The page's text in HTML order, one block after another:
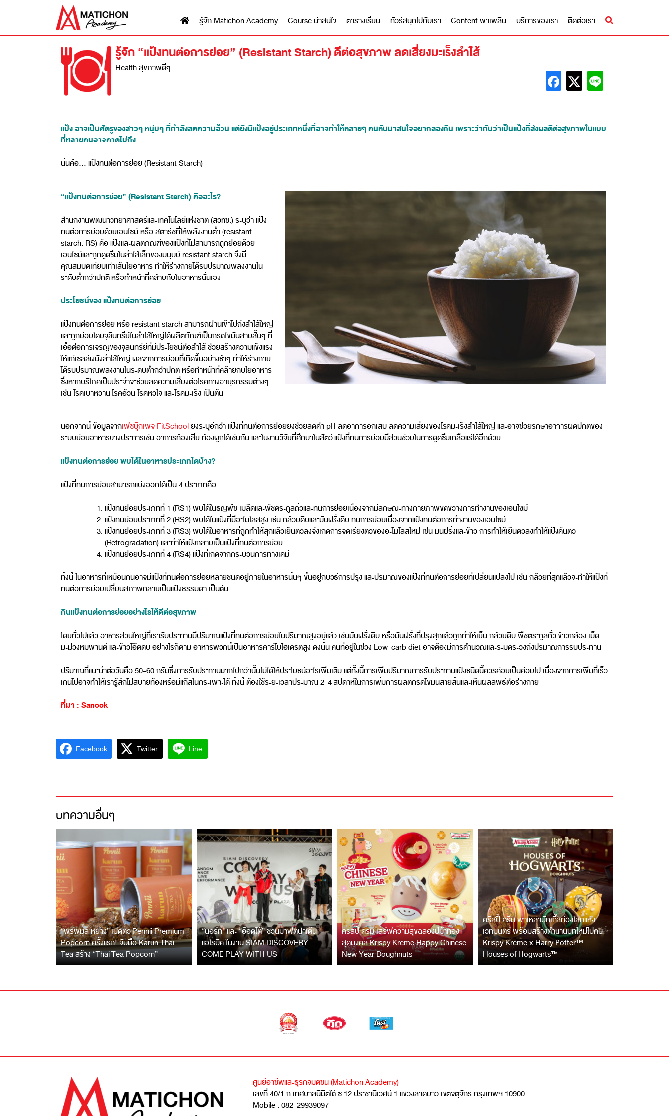
รู้จัก Matichon Academy Course น่าสนใจ ตารางเรียน ทัวร์สนุกไปกับเรา Content พาเพลิน บริการของเรา ติดต่อเรา
รู้จัก “แป้งทนต่อการย่อย” (Resistant Starch) ดีต่อสุขภาพ ลดเสี่ยงมะเร็งลำไส้
Health สุขภาพดีๆ
แป้ง อาจเป็นศัตรูของสาวๆ หนุ่มๆ ที่กำลังลดความอ้วน แต่ยังมีแป้งอยู่ประเภทหนึ่งที่อาจทำให้หลายๆ คนหันมาสนใจอยากลองกิน เพราะว่ากันว่าเป็นแป้งที่ส่งผลดีต่อสุขภาพในแบบ
ที่หลายคนอาจคาดไม่ถึง
นั่นคือ… แป้งทนต่อการย่อย (Resistant Starch)
“แป้งทนต่อการย่อย” (Resistant Starch) คืออะไร?
สำนักงานพัฒนาวิทยาศาสตร์และเทคโนโลยีแห่งชาติ (สวทช.) ระบุว่า แป้ง
ทนต่อการย่อยด้วยเอนไซม์ หรือ สตาร์ชที่ให้พลังงานต่ำ (resistant
starch: RS) คือ แป้งและผลิตภัณฑ์ของแป้งที่ไม่สามารถถูกย่อยด้วย
เอนไซม์และถูกดูดซึมในลำไส้เล็กของมนุษย์ resistant starch จึงมี
คุณสมบัติเทียบเท่าเส้นใยอาหาร ทำให้ร่างกายได้รับปริมาณพลังงานใน
ระดับต่ำกว่าปกติ หรือทำหน้าที่คล้ายกับใยอาหารนั่นเอง
ประโยชน์ของ แป้งทนต่อการย่อย
แป้งทนต่อการย่อย หรือ resistant starch สามารถผ่านเข้าไปถึงลำไส้ใหญ่
และถูกย่อยโดยจุลินทรีย์ในลำไส้ใหญ่ได้ผลิตภัณฑ์เป็นกรดไขมันสายสั้นๆ ที่
เอื้อต่อการเจริญของจุลินทรีย์ที่มีประโยชน์ต่อลำไส้ ช่วยสร้างความแข็งแรง
ให้แก่เซลล์ผนังลำไส้ใหญ่ ผลจากการย่อยที่เกิดขึ้นอย่างช้าๆ ทำให้ร่างกาย
ได้รับปริมาณพลังงานในระดับต่ำกว่าปกติ หรือทำหน้าที่คล้ายกับใยอาหาร
ซึ่งหากบริโภคเป็นประจำจะช่วยลดความเสี่ยงต่อโรคทางอายุรกรรมต่างๆ
เช่น โรคเบาหวาน โรคอ้วน โรคหัวใจ และโรคมะเร็ง เป็นต้น
นอกจากนี้ ข้อมูลจากเฟซบุ๊กเพจ FitSchoolยังระบุอีกว่า แป้งที่ทนต่อการย่อยยังช่วยลดค่า pH ลดอาการอักเสบ ลดความเสี่ยงของโรคมะเร็งลำไส้ใหญ่ และอาจช่วยรักษาอาการผิดปกติของ
ระบบย่อยอาหารบางประการเช่น อาการท้องเสีย ท้องผูกได้เช่นกัน และในงานวิจัยที่ศึกษาในสัตว์ แป้งที่ทนการย่อยมีส่วนช่วยในการดูดซึมเกลือแร่ได้อีกด้วย
แป้งทนต่อการย่อย พบได้ในอาหารประเภทใดบ้าง?
แป้งที่ทนการย่อยสามารถแบ่งออกได้เป็น 4 ประเภทคือ
แป้งทนย่อยประเภทที่ 1 (RS1) พบได้ในธัญพืช เมล็ดและพืชตระกูลถั่วและทนการย่อยเนื่องจากมีลักษณะทางกายภาพขัดขวางการทำงานของเอนไซม์
แป้งทนย่อยประเภทที่ 2 (RS2) พบได้ในแป้งที่มีอะไมโลสสูง เช่น กล้วยดิบและมันฝรั่งดิบ ทนการย่อยเนื่องจากแป้งทนต่อการทำงานของเอนไซม์
แป้งทนย่อยประเภทที่ 3 (RS3) พบได้ในอาหารที่ถูกทำให้สุกแล้วเย็นตัวลงจึงเกิดการจัดเรียงตัวของอะไมโลสใหม่ เช่น มันฝรั่งและข้าว การทำให้เย็นตัวลงทำให้แป้งคืนตัว
(Retrogradation) และทำให้แป้งกลายเป็นแป้งที่ทนต่อการย่อย
แป้งทนย่อยประเภทที่ 4 (RS4) แป้งที่เกิดจากกระบวนการทางเคมี
ทั้งนี้ ในอาหารที่เหมือนกันอาจมีแป้งที่ทนต่อการย่อยหลายชนิดอยู่ภายในอาหารนั้นๆ ขึ้นอยู่กับวิธีการปรุง และปริมาณของแป้งที่ทนต่อการย่อยที่เปลี่ยนแปลงไป เช่น กล้วยที่สุกแล้วจะทำให้แป้งที่
ทนต่อการย่อยเปลี่ยนสภาพกลายเป็นแป้งธรรมดา เป็นต้น
กินแป้งทนต่อการย่อยอย่างไรให้ดีต่อสุขภาพ
โดยทั่วไปแล้ว อาหารส่วนใหญ่ที่เรารับประทานมีปริมาณแป้งที่ทนต่อการย่อยในปริมาณสูงอยู่แล้ว เช่นมันฝรั่งดิบ หรือมันฝรั่งที่ปรุงสุกแล้วถูกทำให้เย็น กล้วยดิบ พืชตระกูลถั่ว ข้าวกล้อง เม็ด
มะม่วงหิมพานต์ และข้าวโอ๊ตดิบ อย่างไรก็ตาม อาหารพวกนี้เป็นอาหารคาร์โบไฮเดรตสูง ดังนั้น คนที่อยู่ในช่วง Low-carb diet อาจต้องมีการคำนวณและระมัดระวังถึงปริมาณการรับประทาน
ปริมาณที่แนะนำต่อวันคือ 50-60 กรัมซึ่งการรับประทานมากไปกว่านั้นไม่ได้ให้ประโยชน์อะไรเพิ่มเติม แต่ทั้งนี้การเพิ่มปริมาณการรับประทานแป้งชนิดนี้ควรค่อยเป็นค่อยไป เนื่องจากการเพิ่มที่เร็ว
เกินไปอาจทำให้เรารู้สึกไม่สบายท้องหรือมีแก๊สในกระเพาะได้ ทั้งนี้ ต้องใช้ระยะเวลาประมาณ 2-4 สัปดาห์ในการเพิ่มการผลิตกรดไขมันสายสั้นและเห็นผลลัพธ์ต่อร่างกาย
ที่มา : Sanook
Facebook Twitter Line
บทความอื่นๆ
“พรพิมล หยาง” เปิดตัว Pennii Premium
Popcorn ครั้งแรก! จับมือ Karun Thai
Tea สร้าง “Thai Tea Popcorn”
“นอร์ท” และ “อ๊อตโต้” ชวนมาฟิตนำเต้น
แอโรบิค ในงาน SIAM DISCOVERY
COME PLAY WITH US
คริสปี้ ครีม เสิร์ฟความสุขฉลองปีม้าทอง
สุดมงคล Krispy Kreme Happy Chinese
New Year Doughnuts
คริสปี้ ครีม พาเหล่ามักเกิ้ลท่องโลกแห่ง
เวทมนตร์ พร้อมสร้างตำนานบทใหม่ไปกับ
Krispy Kreme x Harry Potter™
Houses of Hogwarts™
ศูนย์อาชีพและธุรกิจมติชน (Matichon Academy)
เลขที่ 40/1 ถ.เทศบาลนิมิตใต้ ซ.12 ประชานิเวศน์ 1 แขวงลาดยาว เขตจตุจักร กรุงเทพฯ 10900
Mobile : 082-29939097